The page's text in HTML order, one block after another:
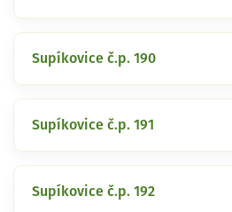
Supíkovice č.p. 190
Supíkovice č.p. 191
Supíkovice č.p. 192